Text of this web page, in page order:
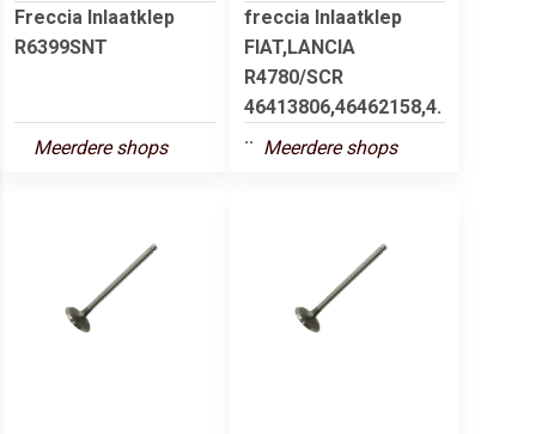
Freccia Inlaatklep
R6399SNT
Meerdere shops
freccia Inlaatklep
FIAT,LANCIA
R4780/SCR
46413806,46462158,4.
.. Meerdere shops